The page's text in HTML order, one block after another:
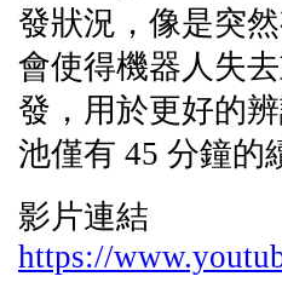
發狀況，像是突
會使得機器人失
發，用於更好的
池僅有 45 分鐘的
影片連結
https://